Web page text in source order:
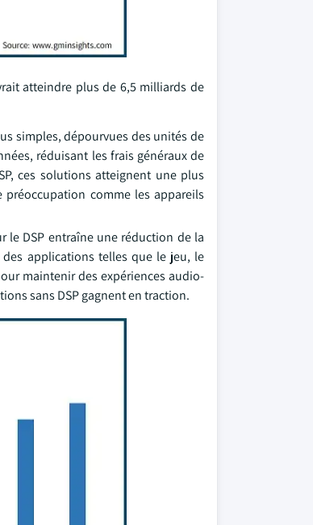
atteindre plus de 6,5 milliards de
simples, dépourvues des unités de
réduisant les frais généraux de
ces solutions atteignent une plus
comme les appareils
le DSP entraîne une réduction de la
applications telles que le jeu, le
maintenir des expériences audio-
sans DSP gagnent en traction.